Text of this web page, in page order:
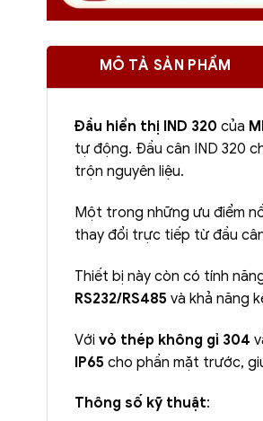
MÔ TẢ SẢN PHẨM
Đầu hiển thị IND 320 của
tự động. Đầu cân IND 320
trộn nguyên liệu.
Một trong những ưu điểm
thay đổi trực tiếp từ đầu
Thiết bị này còn có tính
RS232/RS485 và khả năng
Với vỏ thép không gỉ 304
IP65 cho phần mặt trước,
Thông số kỹ thuật: